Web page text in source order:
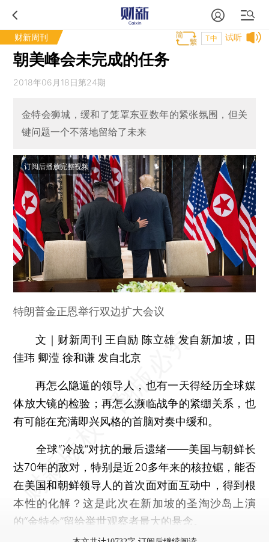
财新周刊 试听
T中
朝美峰会未完成的任务
2018年06月18日第24期
金特会狮城，缓和了笼罩东亚数年的紧张氛围，但关
键问题一个不落地留给了未来
订阅后播放完整视频
特朗普金正恩举行双边扩大会议
文｜财新周刊 王自励 陈立雄 发自新加坡，田
佳玮 卿滢 徐和谦 发自北京
再怎么隐遁的领导人，也有一天得经历全球媒
体放大镜的检验；再怎么濒临战争的紧绷关系，也
有可能在充满即兴风格的首脑对奏中缓和。
全球“冷战”对抗的最后遗绪——美国与朝鲜长
达70年的敌对，特别是近20多年来的核拉锯，能否
在美国和朝鲜领导人的首次面对面互动中，得到根
本性的化解？这是此次在新加坡的圣淘沙岛上演
的“金特会”留给举世观察者最大的悬念。